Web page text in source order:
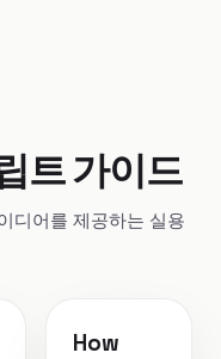
트 가이드
디어를 제공하는 실용
How